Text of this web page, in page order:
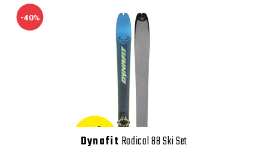
-40%
Dynafit Radical 88 Ski Set